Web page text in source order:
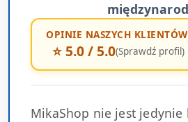
OPINIE NASZYCH
⭐ 5.0 / 5.0(Sprawdź profil)
MikaShop nie jest jedynie